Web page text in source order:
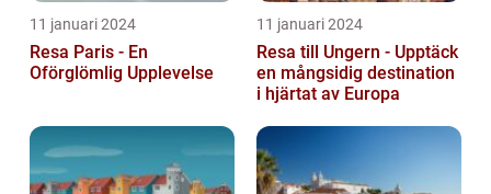
11 januari 2024
Resa Paris - En
Oförglömlig Upplevelse
11 januari 2024
Resa till Ungern - Upptäck
en mångsidig destination
i hjärtat av Europa